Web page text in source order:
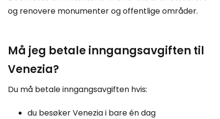
og renovere monumenter og offentlige områder.
Må jeg betale inngangsavgiften til
Venezia?
Du må betale inngangsavgiften hvis:
du besøker Venezia i bare én dag